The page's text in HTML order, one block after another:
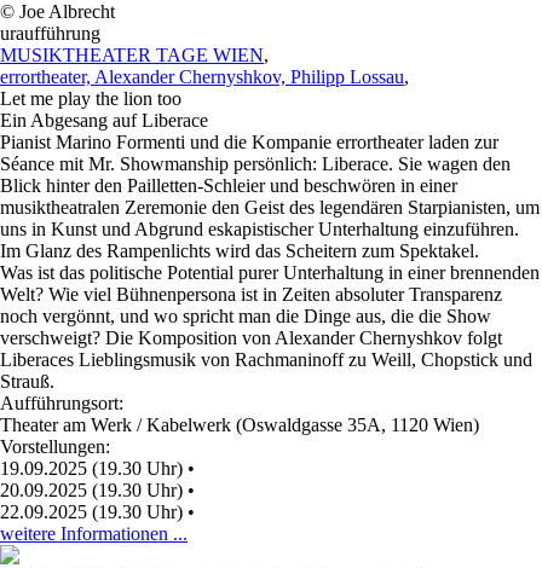
© Joe Albrecht
uraufführung
MUSIKTHEATER TAGE WIEN,
errortheater, Alexander Chernyshkov, Philipp Lossau,
Let me play the lion too
Ein Abgesang auf Liberace
Pianist Marino Formenti und die Kompanie errortheater laden zur
Séance mit Mr. Showmanship persönlich: Liberace. Sie wagen den
Blick hinter den Pailletten-Schleier und beschwören in einer
musiktheatralen Zeremonie den Geist des legendären Starpianisten, um
uns in Kunst und Abgrund eskapistischer Unterhaltung einzuführen.
Im Glanz des Rampenlichts wird das Scheitern zum Spektakel.
Was ist das politische Potential purer Unterhaltung in einer brennenden
Welt? Wie viel Bühnenpersona ist in Zeiten absoluter Transparenz
noch vergönnt, und wo spricht man die Dinge aus, die die Show
verschweigt? Die Komposition von Alexander Chernyshkov folgt
Liberaces Lieblingsmusik von Rachmaninoff zu Weill, Chopstick und
Strauß.
Aufführungsort:
Theater am Werk / Kabelwerk (Oswaldgasse 35A, 1120 Wien)
Vorstellungen:
19.09.2025 (19.30 Uhr) •
20.09.2025 (19.30 Uhr) •
22.09.2025 (19.30 Uhr) •
weitere Informationen ...